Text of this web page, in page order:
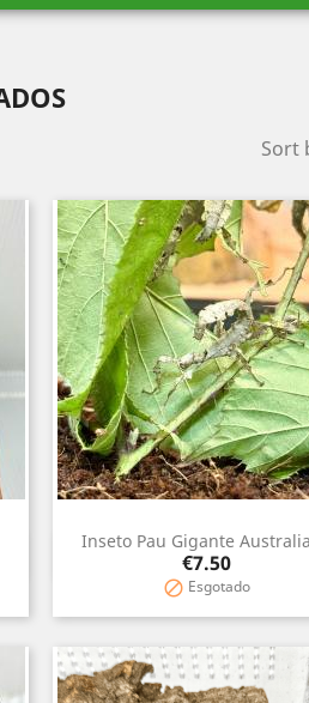
Sort
Inseto Pau Gigante
Price
€7.50
 Esgotado
Quick view